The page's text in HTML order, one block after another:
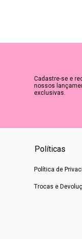
Cadastre-se e
nossos
exclusivas.
Políticas
Política de
Trocas e